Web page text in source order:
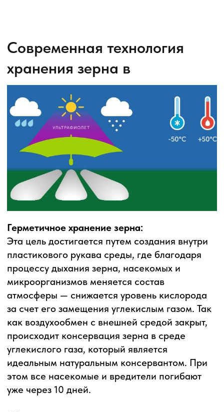
подсушивают (за что тоже берут деньги). Это
плохая новость. А хорошая новость в том, что
влажностью выше ГОСТа (в зависимости от
храниться зерно при разных показателях
влажности и температуры (сроки хранения
указаны в месяцах).
Подбор оптимального
оборудования
Назначение